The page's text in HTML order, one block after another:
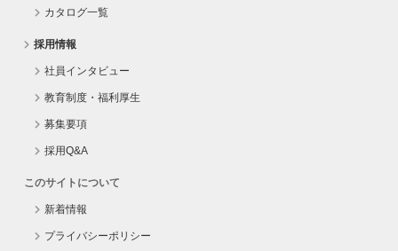
カタログ一覧
採用情報
社員インタビュー
教育制度・福利厚生
募集要項
採用Q&A
このサイトについて
新着情報
プライバシーポリシー